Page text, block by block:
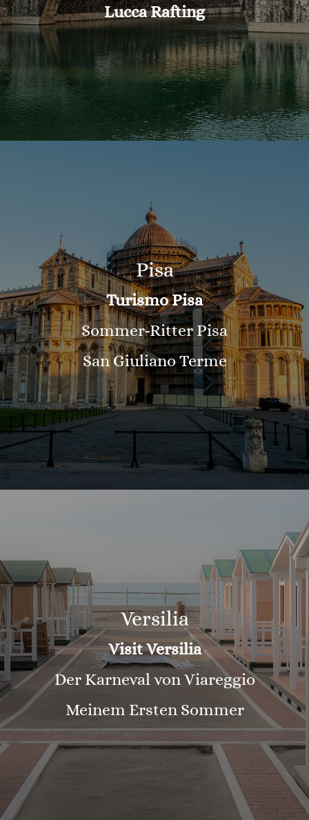
Lucca Rafting
Pisa
Turismo Pisa
Sommer-Ritter Pisa
San Giuliano Terme
Versilia
Visit Versilia
Der Karneval von Viareggio
Meinem Ersten Sommer